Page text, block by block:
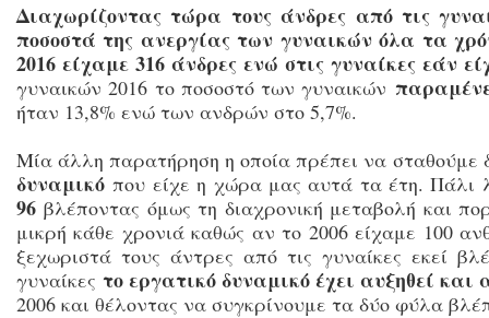
Διαχωρίζοντας τώρα τους άνδρες από τις
ποσοστά της ανεργίας των γυναικών όλα τα
2016 είχαμε 316 άνδρες ενώ στις γυναίκες εάν
γυναικών 2016 το ποσοστό των γυναικών
ήταν 13,8% ενώ των ανδρών στο 5,7%.
Μία άλλη παρατήρηση η οποία πρέπει να
δυναμικό που είχε η χώρα μας αυτά τα έτη. Πάλι
96 βλέποντας όμως τη διαχρονική μεταβολή και
μικρή κάθε χρονιά καθώς αν το 2006 είχαμε 100
ξεχωριστά τους άντρες από τις γυναίκες
γυναίκες το εργατικό δυναμικό έχει αυξηθεί και
2006 και θέλοντας να συγκρίνουμε τα δύο φύλα